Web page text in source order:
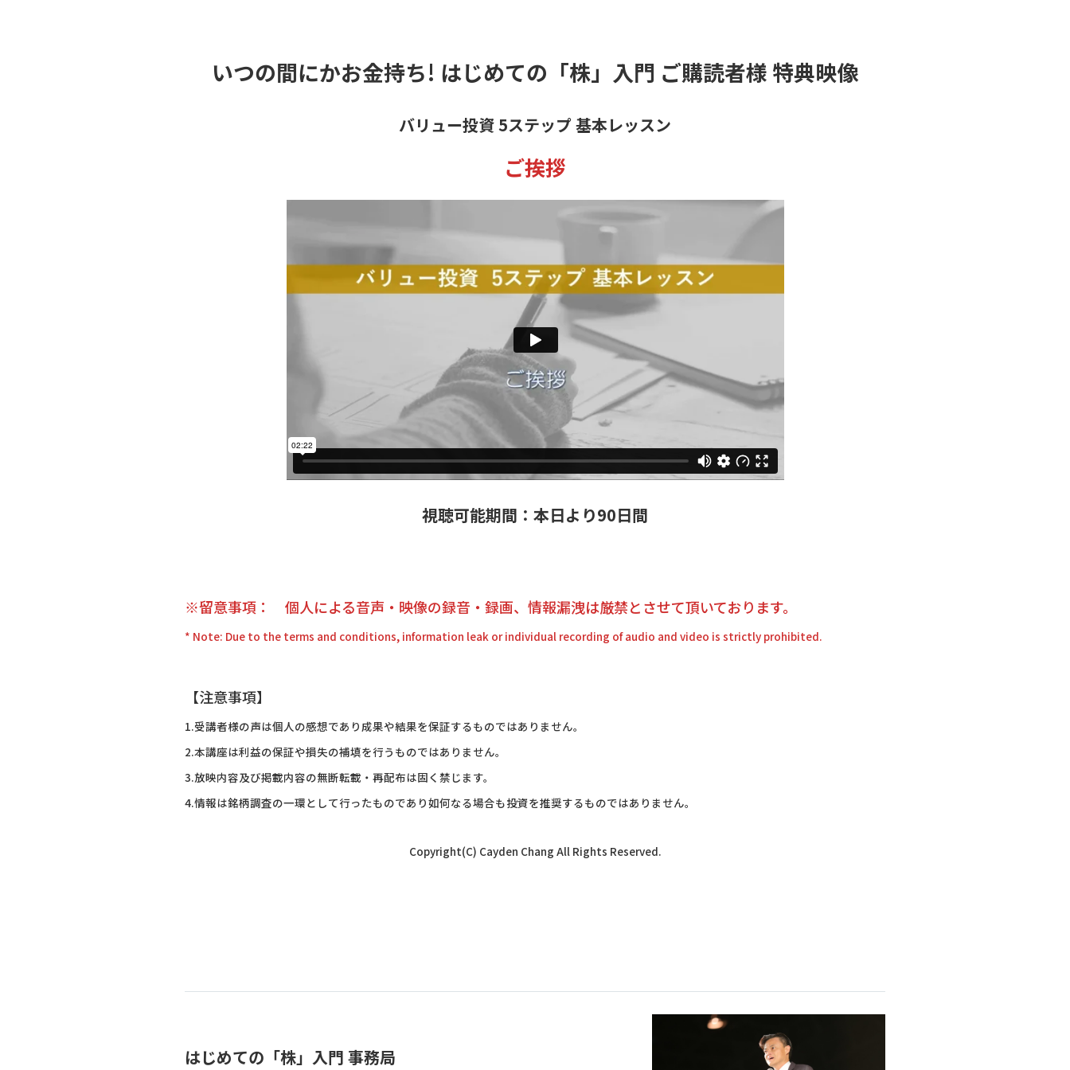
いつの間にかお金持ち! はじめての「株」入門 ご購読者様 特典映像
バリュー投資 5ステップ 基本レッスン
ご挨拶
視聴可能期間：本日より90日間
※留意事項： 個人による音声・映像の録音・録画、情報漏洩は厳禁とさせて頂いております。
* Note: Due to the terms and conditions, information leak or individual recording of audio and video is strictly prohibited.
【注意事項】
1.受講者様の声は個人の感想であり成果や結果を保証するものではありません。
2.本講座は利益の保証や損失の補填を行うものではありません。
3.放映内容及び掲載内容の無断転載・再配布は固く禁じます。
4.情報は銘柄調査の一環として行ったものであり如何なる場合も投資を推奨するものではありません。
Copyright(C) Cayden Chang All Rights Reserved.
はじめての「株」入門 事務局